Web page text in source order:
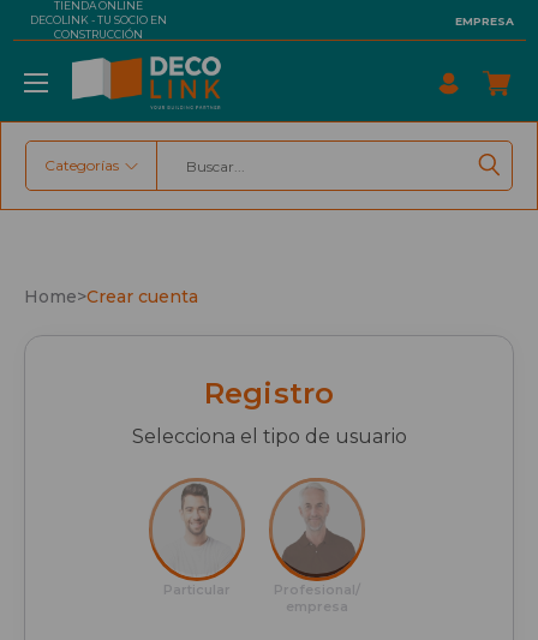
TIENDA ONLINE
DECOLINK - TU SOCIO EN
CONSTRUCCIÓN
EMPRESA
Buscar
Categorías
Home>Crear cuenta
Registro
Selecciona el tipo de usuario
Particular
Profesional/
empresa